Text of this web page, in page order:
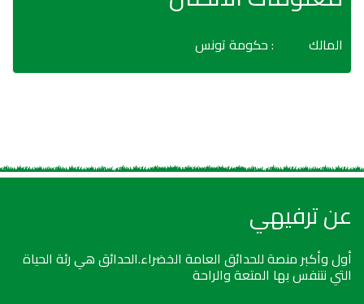
المالك : حكومة تونس
عن ترفيهي
أول وأكبر منصة للحدائق العامة الخضراء.الحدائق هي رئة الحياة
التي نتنفس بها المتعة والراحة